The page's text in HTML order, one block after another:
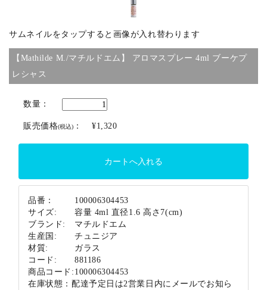
素材
サムネイルをタップすると画像が入れ替わります
【Mathilde M./マチルドエム】 アロマスプレー 4ml ブーケプ
レシャス
数量：
販売価格(税込) ： ¥1,320
品番：
100006304453
サイズ:
容量 4ml 直径1.6 高さ7(cm)
ブランド:
マチルドエム
生産国:
チュニジア
材質:
ガラス
コード:
881186
商品コード: 100006304453
在庫状態： 配達予定日は2営業日内にメールでお知ら